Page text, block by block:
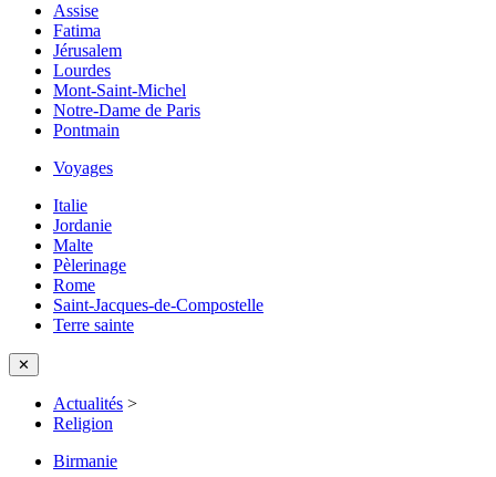
Assise
Fatima
Jérusalem
Lourdes
Mont-Saint-Michel
Notre-Dame de Paris
Pontmain
Voyages
Italie
Jordanie
Malte
Pèlerinage
Rome
Saint-Jacques-de-Compostelle
Terre sainte
✕
Actualités >
Religion
Birmanie